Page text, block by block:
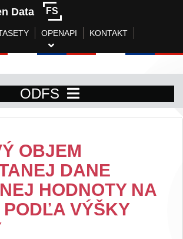
Data FS
OPENAPI KONTAKT
ODFS
OBJEM
DANE
HODNOTY NA
VÝŠKY